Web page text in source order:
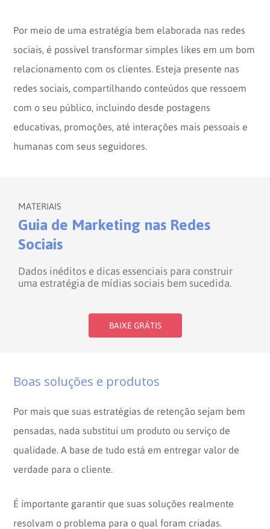
Por meio de uma estratégia bem elaborada nas redes
sociais, é possível transformar simples likes em um bom
relacionamento com os clientes. Esteja presente nas
redes sociais, compartilhando conteúdos que ressoem
com o seu público, incluindo desde postagens
educativas, promoções, até interações mais pessoais e
humanas com seus seguidores.
MATERIAIS
Guia de Marketing nas Redes
Sociais
Dados inéditos e dicas essenciais para construir
uma estratégia de mídias sociais bem sucedida.
BAIXE GRÁTIS
Boas soluções e produtos
Por mais que suas estratégias de retenção sejam bem
pensadas, nada substitui um produto ou serviço de
qualidade. A base de tudo está em entregar valor de
verdade para o cliente.
É importante garantir que suas soluções realmente
resolvam o problema para o qual foram criadas.